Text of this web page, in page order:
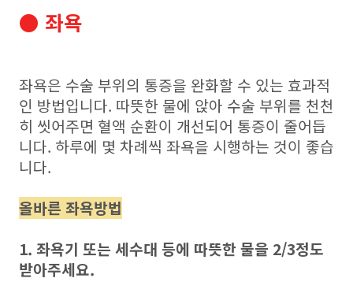
● 좌욕
좌욕은 수술 부위의 통증을 완화할 수 있는 효과적
인 방법입니다. 따뜻한 물에 앉아 수술 부위를 천천
히 씻어주면 혈액 순환이 개선되어 통증이 줄어듭
니다. 하루에 몇 차례씩 좌욕을 시행하는 것이 좋습
니다.
올바른 좌욕방법
1. 좌욕기 또는 세수대 등에 따뜻한 물을 2/3정도
받아주세요.